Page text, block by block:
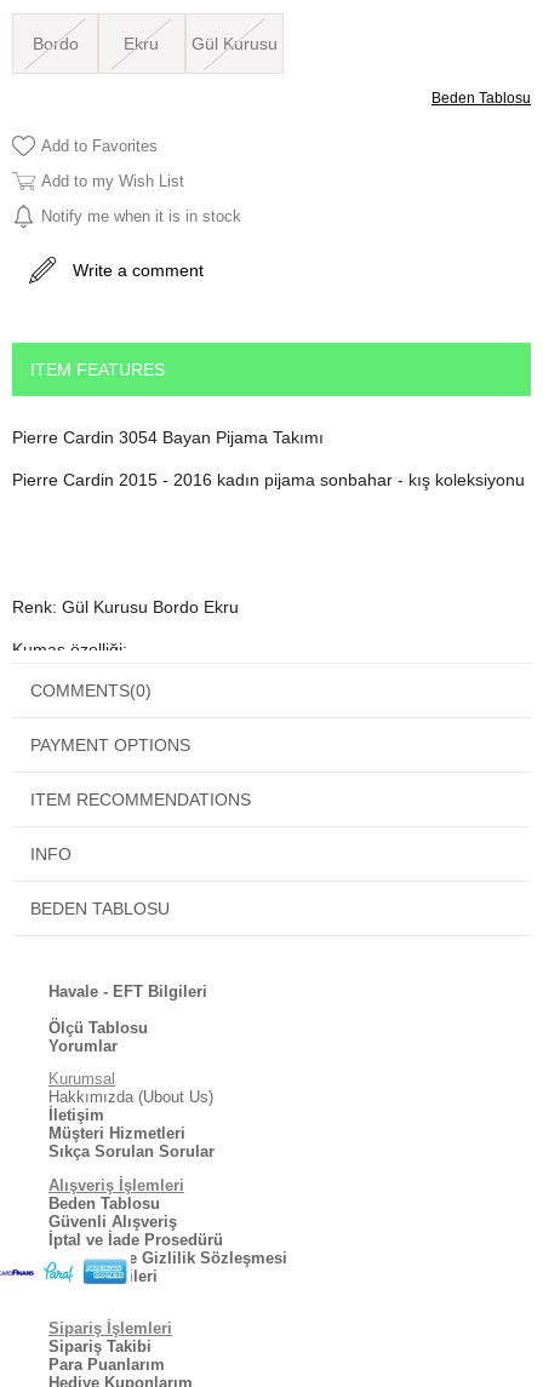
Bordo Ekru Gül Kurusu
Beden Tablosu
Add to Favorites
Add to my Wish List
Notify me when it is in stock
Write a comment
ITEM FEATURES
Pierre Cardin 3054 Bayan Pijama Takımı
Pierre Cardin 2015 - 2016 kadın pijama sonbahar - kış koleksiyonu
Renk: Gül Kurusu Bordo Ekru
Kumaş özelliği:
Üst: %100 Pamuk
Orjinal Pierre Cardin paketinde ve etiketi üzerinde gönderilmektedir.
Standart beden ölçüsü yan taraftadır.
Mutlu günlerde kullanmanız dileğiyle.
COMMENTS(0)
PAYMENT OPTIONS
ITEM RECOMMENDATIONS
INFO
BEDEN TABLOSU
Havale - EFT Bilgileri
Ölçü Tablosu
Yorumlar
Kurumsal
Hakkımızda (Ubout Us)
İletişim
Müşteri Hizmetleri
Sıkça Sorulan Sorular
Alışveriş İşlemleri
Beden Tablosu
Güvenli Alışveriş
İptal ve İade Prosedürü
Kullanıcı ve Gizlilik Sözleşmesi
Kargo Bilgileri
Sipariş İşlemleri
Sipariş Takibi
Para Puanlarım
Hediye Kuponlarım